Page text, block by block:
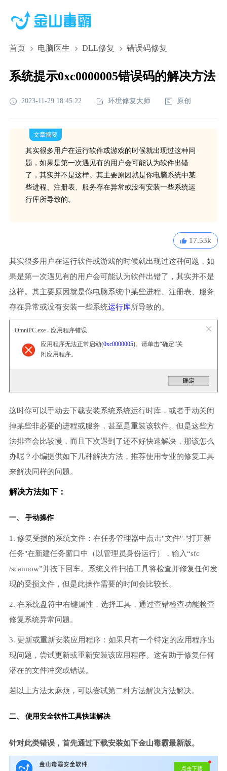
首页 电脑医生 DLL修复 错误码修复
系统提示0xc0000005错误码的解决方法
2023-11-29 18:45:22 环境修复大师 原创
文章摘要
其实很多用户在运行软件或游戏的时候就出现过这种问
题，如果是第一次遇见有的用户会可能认为软件出错
了，其实并不是这样。其主要原因就是你电脑系统中某
些进程、注册表、服务存在异常或没有安装一些系统运
行库所导致的。
17.53k
其实很多用户在运行软件或游戏的时候就出现过这种问题，如
果是第一次遇见有的用户会可能认为软件出错了，其实并不是
这样。其主要原因就是你电脑系统中某些进程、注册表、服务
存在异常或没有安装一些系统运行库所导致的。
OmniPC.exe - 应用程序错误
应用程序无法正常启动(0xc0000005)。请单击“确定”关
闭应用程序。
这时你可以手动去下载安装系统系统运行时库，或者手动关闭
掉某些非必要的进程或服务，甚至是重装该软件。但是这些方
法排查会比较慢，而且下次遇到了还不好快速解决，那该怎么
办呢？小编提供如下几种解决方法，推荐使用专业的修复工具
来解决同样的问题。
解决方法如下：
一、 手动操作
1. 修复受损的系统文件：在任务管理器中点击"文件"-"打开新
任务"在新建任务窗口中（以管理员身份运行），输入“sfc
/scannow”并按下回车。系统文件扫描工具将检查并修复任何发
现的受损文件，但是此操作需要的时间会比较长。
2. 在系统盘符中右键属性，选择工具，通过查错检查功能检查
修复系统异常问题。
3. 更新或重新安装应用程序：如果只有一个特定的应用程序出
现问题，尝试更新或重新安装该应用程序。这有助于修复任何
潜在的文件冲突或错误。
若以上方法太麻烦，可以尝试第二种方法解决方法解决。
二、 使用安全软件工具快速解决
针对此类错误，首先通过下载安装如下金山毒霸最新版。